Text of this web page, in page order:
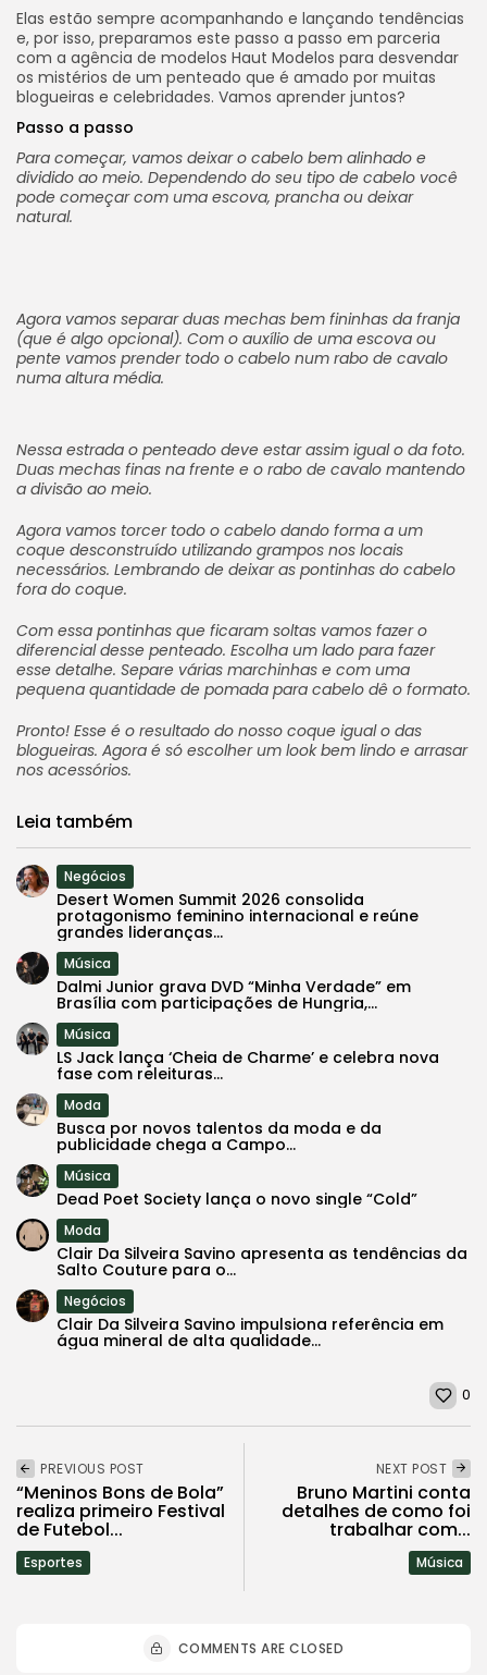
Elas estão sempre acompanhando e lançando tendências
e, por isso, preparamos este passo a passo em parceria
com a agência de modelos Haut Modelos para desvendar
os mistérios de um penteado que é amado por muitas
blogueiras e celebridades. Vamos aprender juntos?
Passo a passo
Para começar, vamos deixar o cabelo bem alinhado e
dividido ao meio. Dependendo do seu tipo de cabelo você
pode começar com uma escova, prancha ou deixar
natural.
Agora vamos separar duas mechas bem fininhas da franja
(que é algo opcional). Com o auxílio de uma escova ou
pente vamos prender todo o cabelo num rabo de cavalo
numa altura média.
Nessa estrada o penteado deve estar assim igual o da foto.
Duas mechas finas na frente e o rabo de cavalo mantendo
a divisão ao meio.
Agora vamos torcer todo o cabelo dando forma a um
coque desconstruído utilizando grampos nos locais
necessários. Lembrando de deixar as pontinhas do cabelo
fora do coque.
Com essa pontinhas que ficaram soltas vamos fazer o
diferencial desse penteado. Escolha um lado para fazer
esse detalhe. Separe várias marchinhas e com uma
pequena quantidade de pomada para cabelo dê o formato.
Pronto! Esse é o resultado do nosso coque igual o das
blogueiras. Agora é só escolher um look bem lindo e arrasar
nos acessórios.
Leia também
Negócios
Desert Women Summit 2026 consolida
protagonismo feminino internacional e reúne
grandes lideranças...
Música
Dalmi Junior grava DVD “Minha Verdade” em
Brasília com participações de Hungria,...
Música
LS Jack lança ‘Cheia de Charme’ e celebra nova
fase com releituras...
Moda
Busca por novos talentos da moda e da
publicidade chega a Campo...
Música
Dead Poet Society lança o novo single “Cold”
Moda
Clair Da Silveira Savino apresenta as tendências da
Salto Couture para o...
Negócios
Clair Da Silveira Savino impulsiona referência em
água mineral de alta qualidade...
0
PREVIOUS POST
“Meninos Bons de Bola”
realiza primeiro Festival
de Futebol...
Esportes
NEXT POST
Bruno Martini conta
detalhes de como foi
trabalhar com...
Música
COMMENTS ARE CLOSED